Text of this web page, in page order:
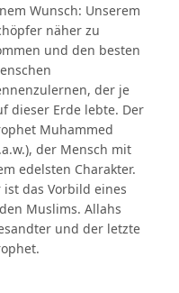
Wunsch: Unserem
näher zu
und den besten
der je
dieser Erde lebte. Der
Muhammed
der Mensch mit
edelsten Charakter.
ist das Vorbild eines
Muslims. Allahs
und der letzte